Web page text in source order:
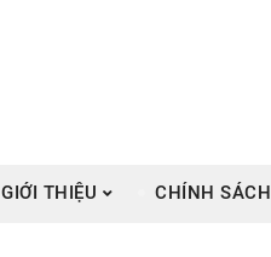
GIỚI THIỆU CHÍNH SÁCH